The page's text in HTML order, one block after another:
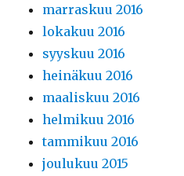
marraskuu 2016
lokakuu 2016
syyskuu 2016
heinäkuu 2016
maaliskuu 2016
helmikuu 2016
tammikuu 2016
joulukuu 2015